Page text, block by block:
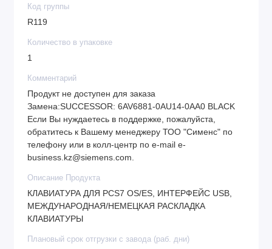
Код группы
R119
Количество в упаковке
1
Комментарий
Продукт не доступен для заказа
Замена:SUCCESSOR: 6AV6881-0AU14-0AA0 BLACK
Если Вы нуждаетесь в поддержке, пожалуйста,
обратитесь к Вашему менеджеру ТОО "Сименс" по
телефону или в колл-центр по e-mail e-
business.kz@siemens.com.
Описание Продукта
КЛАВИАТУРА ДЛЯ PCS7 OS/ES, ИНТЕРФЕЙС USB,
МЕЖДУНАРОДНАЯ/НЕМЕЦКАЯ РАСКЛАДКА
КЛАВИАТУРЫ
Плановый срок отгрузки с завода (раб. дни)